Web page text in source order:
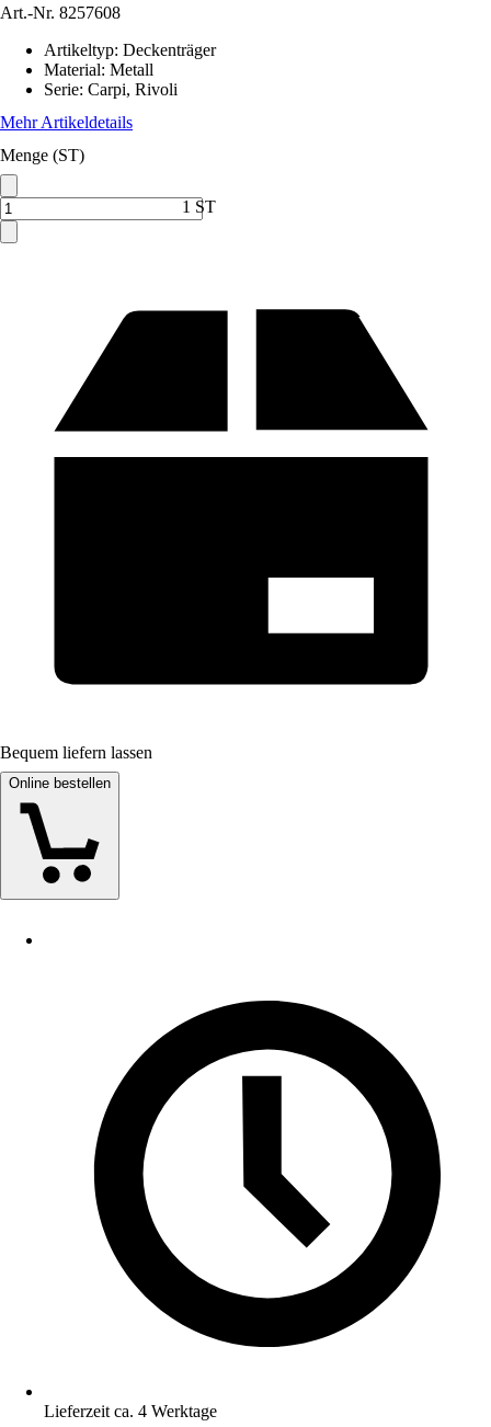
Art.-Nr. 8257608
Artikeltyp: Deckenträger
Material: Metall
Serie: Carpi, Rivoli
Mehr Artikeldetails
Menge (ST)
1 ST
Bequem liefern lassen
Online bestellen
Lieferzeit ca. 4 Werktage